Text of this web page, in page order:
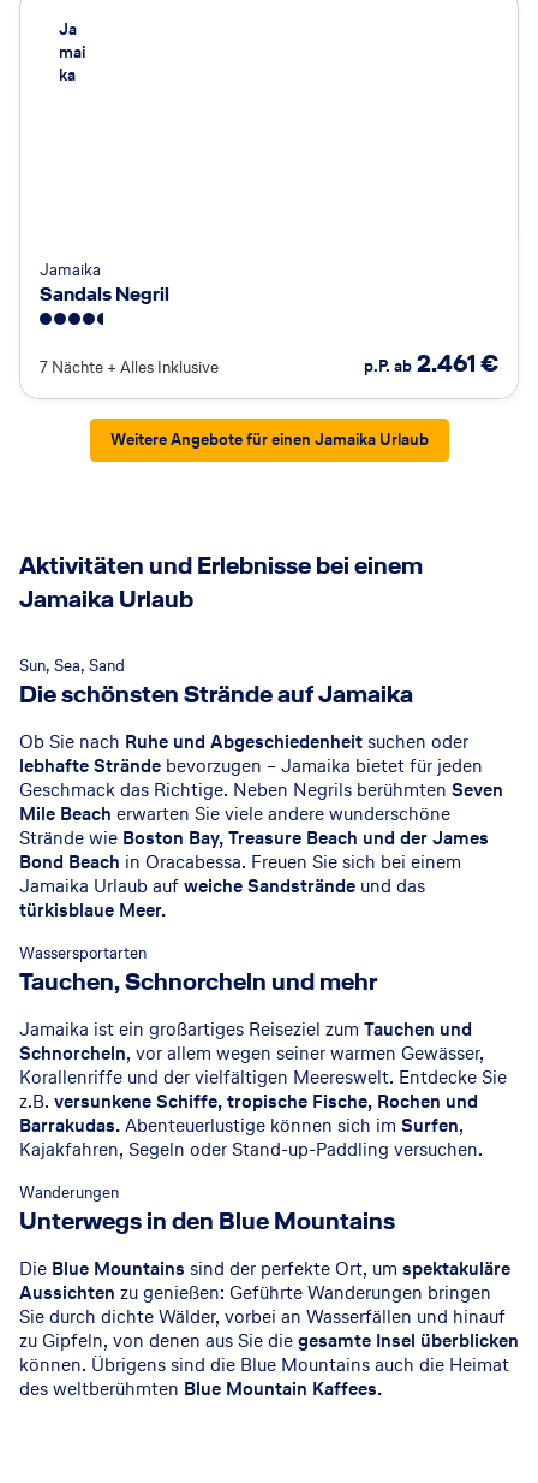
Ja
mai
ka
Jamaika
Sandals Negril
7 Nächte + Alles Inklusive p.P. ab 2.461€
Weitere Angebote für einen Jamaika Urlaub
Aktivitäten und Erlebnisse bei einem
Jamaika Urlaub
Sun, Sea, Sand
Die schönsten Strände auf Jamaika
Ob Sie nach Ruhe und Abgeschiedenheitsuchen oder
lebhafte Strände bevorzugen – Jamaika bietet für jeden
Geschmack das Richtige. Neben Negrils berühmten Seven
Mile Beach erwarten Sie viele andere wunderschöne
Strände wie Boston Bay, Treasure Beach und der James
Bond Beach in Oracabessa. Freuen Sie sich bei einem
Jamaika Urlaub aufweiche Sandstrände und das
türkisblaue Meer.
Wassersportarten
Tauchen, Schnorcheln und mehr
Jamaika ist ein großartiges Reiseziel zum Tauchen und
Schnorcheln, vor allem wegen seiner warmen Gewässer,
Korallenriffe und der vielfältigen Meereswelt. Entdecke Sie
z.B. versunkene Schiffe, tropische Fische, Rochen und
Barrakudas.Abenteuerlustige können sich im Surfen,
Kajakfahren, Segeln oder Stand-up-Paddling versuchen.
Wanderungen
Unterwegs in den Blue Mountains
Die Blue Mountains sind der perfekte Ort, um spektakuläre
Aussichten zu genießen: Geführte Wanderungen bringen
Sie durch dichte Wälder, vorbei an Wasserfällen und hinauf
zu Gipfeln, von denen aus Sie diegesamte Insel überblicken
können. Übrigens sind die Blue Mountains auch die Heimat
des weltberühmten Blue Mountain Kaffees.